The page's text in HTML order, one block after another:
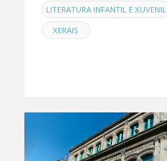
LITERATURA INFANTIL E XUVENIL
XERAIS